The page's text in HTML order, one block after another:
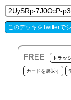
このデッキをTwitterで
FREE トラッ
カードを裏返す